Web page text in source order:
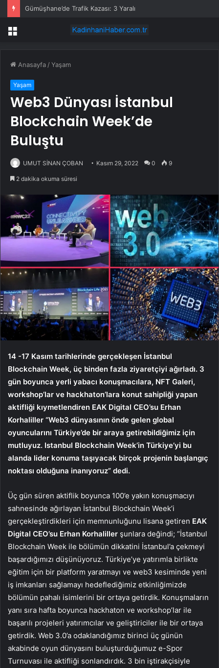
Gümüşhane’de Trafik Kazası: 3 Yaralı
Menü
Anasayfa /Yaşam
Yaşam
Web3 Dünyası İstanbul
Blockchain Week’de
Buluştu
UMUT SİNAN ÇOBAN Kasım 29, 2022 0 9
2 dakika okuma süresi
14 -17 Kasım tarihlerinde gerçekleşen İstanbul
Blockchain Week, üç binden fazla ziyaretçiyi ağırladı. 3
gün boyunca yerli yabacı konuşmacılara, NFT Galeri,
workshop’lar ve hackhaton’lara konut sahipliği yapan
aktifliği kıymetlendiren EAK Digital CEO’su Erhan
Korhaliller “Web3 dünyasının önde gelen global
oyuncularını Türkiye’de bir araya getirebildiğimiz için
mutluyuz. Istanbul Blockchain Week’in Türkiye’yi bu
alanda lider konuma taşıyacak birçok projenin başlangıç
noktası olduğuna inanıyoruz” dedi.
Üç gün süren aktiflik boyunca 100’e yakın konuşmacıyı
sahnesinde ağırlayan İstanbul Blockchain Week’i
gerçekleştirdikleri için memnunluğunu lisana getiren EAK
Digital CEO’su Erhan Korhaliller şunlara değindi; “İstanbul
Blockchain Week ile bölümün dikkatini İstanbul’a çekmeyi
başardığımızı düşünüyoruz. Türkiye’ye yatırımla birlikte
eğitim için bir platform yaratmayı ve web3 kesiminde yeni
iş imkanları sağlamayı hedeflediğimiz etkinliğimizde
bölümün pahalı isimlerini bir ortaya getirdik. Konuşmaların
yanı sıra hafta boyunca hackhaton ve workshop’lar ile
başarılı projeleri yatırımcılar ve geliştiriciler ile bir ortaya
getirdik. Web 3.0’a odaklandığımız birinci üç günün
akabinde oyun dünyasını buluşturduğumuz e-Spor
Turnuvası ile aktifliği sonlandırdık. 3 bin iştirakçisiyle